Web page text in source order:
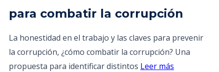
para combatir la corrupción
La honestidad en el trabajo y las claves para prevenir
la corrupción, ¿cómo combatir la corrupción? Una
propuesta para identificar distintos Leer más